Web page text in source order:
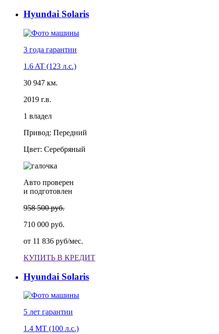
Hyundai Solaris
3 года гарантии
1.6 AT (123 л.с.)
30 947 км.
2019 г.в.
1 владел
Привод: Передний
Цвет: Серебряный
Авто проверен
и подготовлен
958 500 руб.
710 000 руб.
от 11 836 руб/мес.
КУПИТЬ В КРЕДИТ
Hyundai Solaris
5 лет гарантии
1.4 MT (100 л.с.)